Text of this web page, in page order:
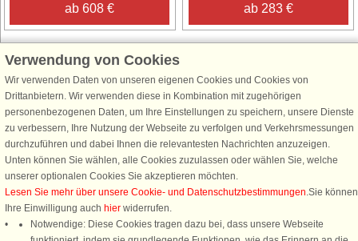
ab 608 € ab 283 €
Schließen Sie sich 100.000 Ferienhaus-Fans an
Erhalten Sie einen Willkommensgutschein von 25 €für Ihren nächsten
Ferienhausurlaub - melden Sie sich einfach für den DanCenter Newsletter
an. Verpassen Sie nie wieder exklusive Angebote, Gewinnspiele und
Urlaubstipps!
Verwendung von Cookies
Wir verwenden Daten von unseren eigenen Cookies und Cookies von
Drittanbietern. Wir verwenden diese in Kombination mit zugehörigen
personenbezogenen Daten, um Ihre Einstellungen zu speichern, unsere Dienste
zu verbessern, Ihre Nutzung der Webseite zu verfolgen und Verkehrsmessungen
durchzuführen und dabei Ihnen die relevantesten Nachrichten anzuzeigen.
Unten können Sie wählen, alle Cookies zuzulassen oder wählen Sie, welche
unserer optionalen Cookies Sie akzeptieren möchten.
Lesen Sie mehr über unsere Cookie- und Datenschutzbestimmungen.Sie können
Ihre Einwilligung auch hier widerrufen.
Notwendige: Diese Cookies tragen dazu bei, dass unsere Webseite